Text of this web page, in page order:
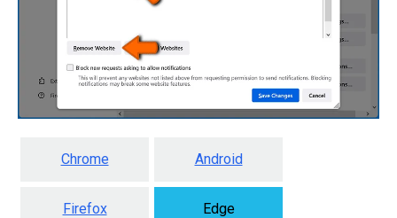
Chrome Android
Firefox Edge